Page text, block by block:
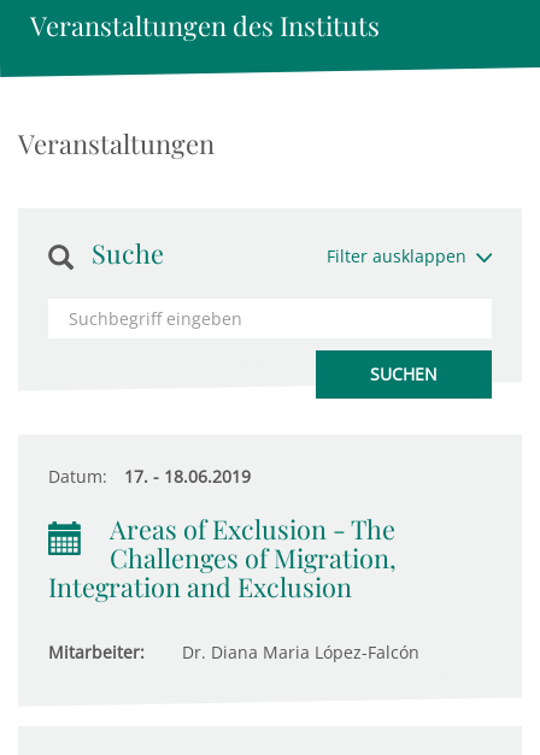
Veranstaltungen des Instituts
Veranstaltungen
Suche Filter ausklappen
Datum: 17. - 18.06.2019
Areas of Exclusion - The
Challenges of Migration,
Integration and Exclusion
Mitarbeiter: Dr. Diana Maria López-Falcón